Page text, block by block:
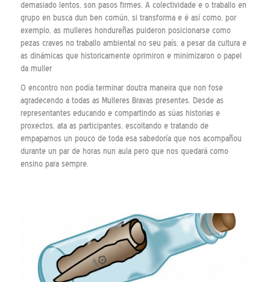
demasiado lentos, son pasos firmes. A colectividade e o traballo en
grupo en busca dun ben común, si transforma e é así como, por
exemplo, as mulleres hondureñas puideron posicionarse como
pezas craves no traballo ambiental no seu país, a pesar da cultura e
as dinámicas que historicamente oprimiron e minimizaron o papel
da muller
O encontro non podía terminar doutra maneira que non fose
agradecendo a todas as Mulleres Bravas presentes. Desde as
representantes educando e compartindo as súas historias e
proxectos, ata as participantes, escoitando e tratando de
empaparnos un pouco de toda esa sabedoría que nos acompañou
durante un par de horas nun aula pero que nos quedará como
ensino para sempre.